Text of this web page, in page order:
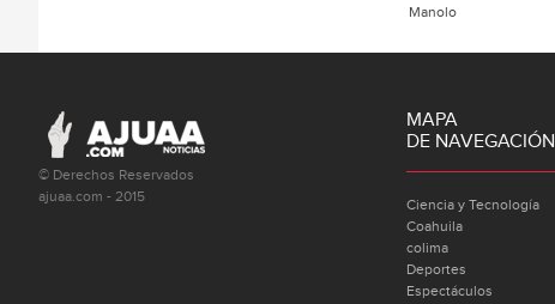
Manolo
© Derechos Reservados
ajuaa.com - 2015
MAPA
DE NAVEGACIÓN
Ciencia y Tecnología
Coahuila
colima
Deportes
Espectáculos